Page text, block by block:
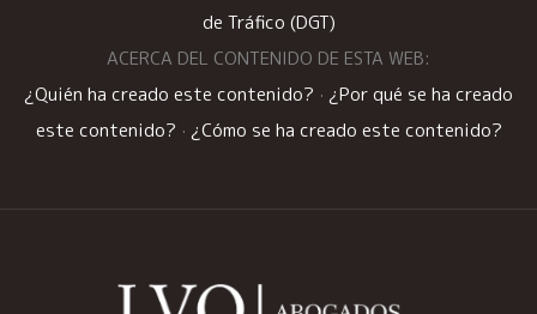
de Tráfico (DGT)
ACERCA DEL CONTENIDO DE ESTA WEB:
¿Quién ha creado este contenido? · ¿Por qué se ha creado
este contenido? · ¿Cómo se ha creado este contenido?